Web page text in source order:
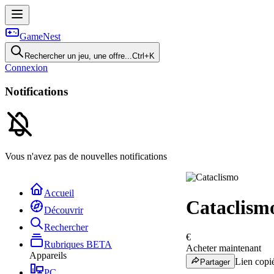
GameNest
Rechercher un jeu, une offre...Ctrl+K
Connexion
Notifications
Vous n'avez pas de nouvelles notifications
Accueil
Découvrir
Rechercher
Rubriques BETA
Appareils
€
Acheter maintenant
Partager Lien